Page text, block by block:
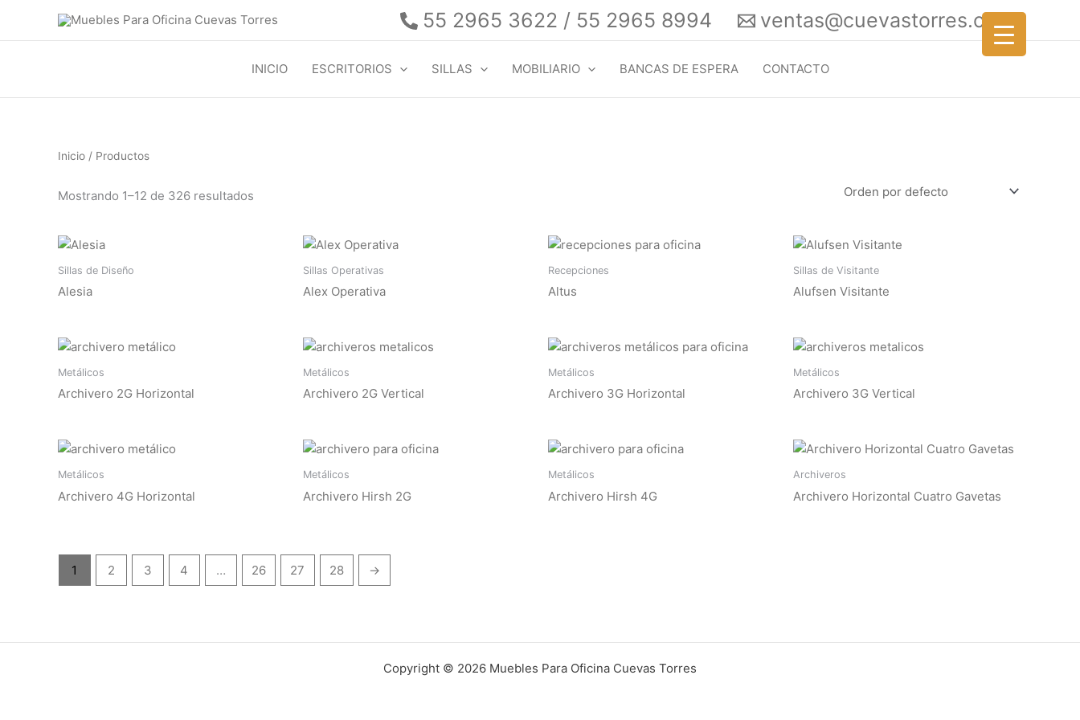
55 2965 3622 / 55 2965 8994 ventas@cuevastorres.com
INICIO ESCRITORIOS SILLAS MOBILIARIO BANCAS DE ESPERA CONTACTO
Inicio / Productos
Mostrando 1–12 de 326 resultados
Sillas de Diseño
Alesia
Sillas Operativas
Alex Operativa
Recepciones
Altus
Sillas de Visitante
Alufsen Visitante
Metálicos
Archivero 2G Horizontal
Metálicos
Archivero 2G Vertical
Metálicos
Archivero 3G Horizontal
Metálicos
Archivero 3G Vertical
Metálicos
Archivero 4G Horizontal
Metálicos
Archivero Hirsh 2G
Metálicos
Archivero Hirsh 4G
Archiveros
Archivero Horizontal Cuatro Gavetas
1 2 3 4 … 26 27 28 →
Copyright © 2026 Muebles Para Oficina Cuevas Torres